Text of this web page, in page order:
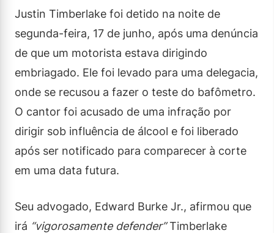
Justin Timberlake foi detido na noite de
segunda-feira, 17 de junho, após uma denúncia
de que um motorista estava dirigindo
embriagado. Ele foi levado para uma delegacia,
onde se recusou a fazer o teste do bafômetro.
O cantor foi acusado de uma infração por
dirigir sob influência de álcool e foi liberado
após ser notificado para comparecer à corte
em uma data futura.
Seu advogado, Edward Burke Jr., afirmou que
irá “vigorosamente defender”Timberlake